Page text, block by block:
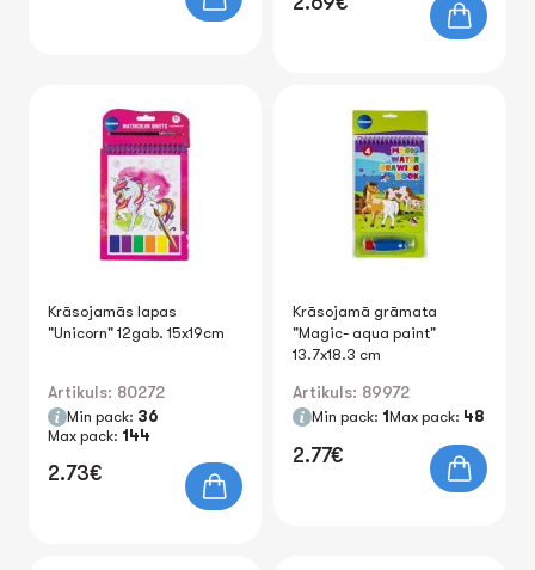
Krāsojamās lapas
"Unicorn" 12gab. 15x19cm
Artikuls: 80272
Min pack: 36
Max pack: 144
2.73€
Krāsojamā grāmata
"Magic- aqua paint"
13.7x18.3 cm
Artikuls: 89972
Min pack: 1Max pack: 48
2.77€